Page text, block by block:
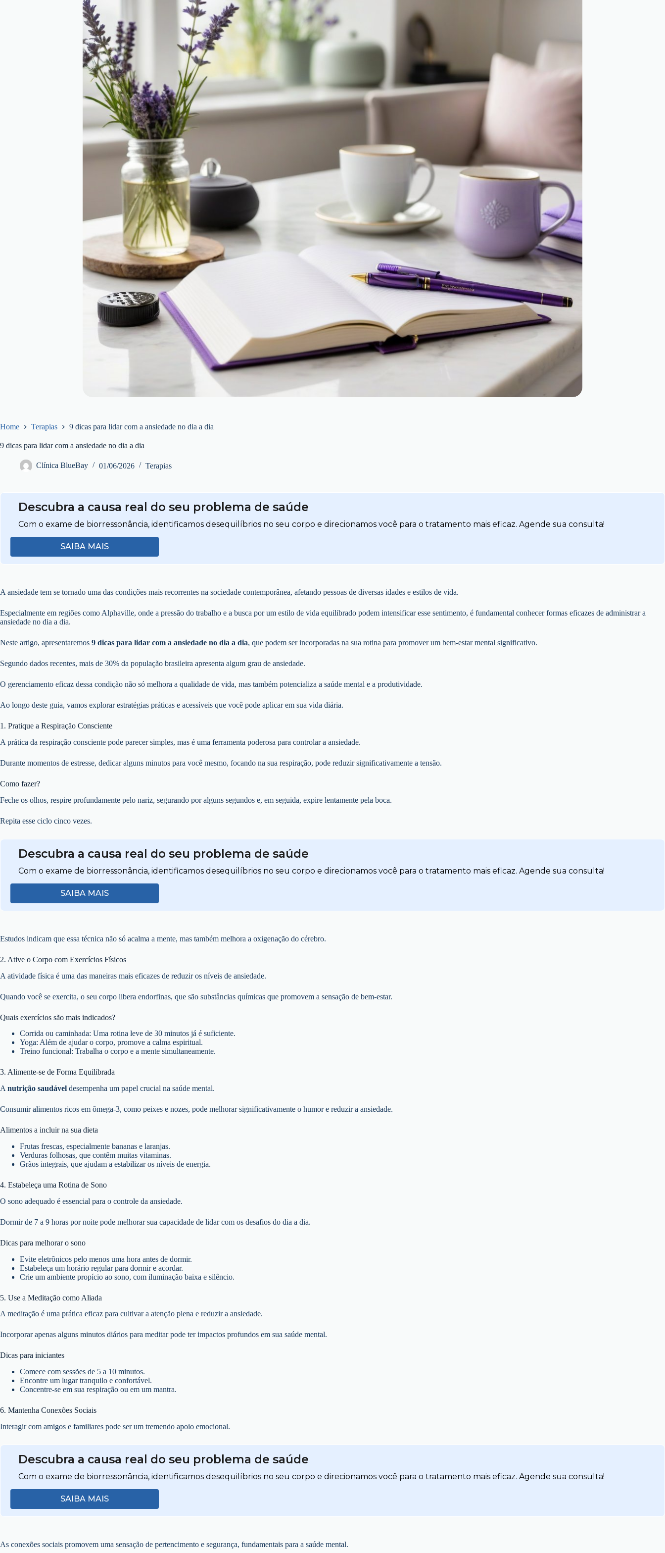
Home Terapias 9 dicas para lidar com a ansiedade no dia a dia
9 dicas para lidar com a ansiedade no dia a dia
Clínica BlueBay 01/06/2026 Terapias
Descubra a causa real do seu problema de saúde
Com o exame de biorressonância, identificamos desequilíbrios no seu corpo e direcionamos você para o tratamento mais eficaz. Agende sua consulta!
SAIBA MAIS
A ansiedade tem se tornado uma das condições mais recorrentes na sociedade contemporânea, afetando pessoas de diversas idades e estilos de vida.
Especialmente em regiões como Alphaville, onde a pressão do trabalho e a busca por um estilo de vida equilibrado podem intensificar esse sentimento, é fundamental conhecer formas eficazes de administrar a
ansiedade no dia a dia.
Neste artigo, apresentaremos 9 dicas para lidar com a ansiedade no dia a dia, que podem ser incorporadas na sua rotina para promover um bem-estar mental significativo.
Segundo dados recentes, mais de 30% da população brasileira apresenta algum grau de ansiedade.
O gerenciamento eficaz dessa condição não só melhora a qualidade de vida, mas também potencializa a saúde mental e a produtividade.
Ao longo deste guia, vamos explorar estratégias práticas e acessíveis que você pode aplicar em sua vida diária.
1. Pratique a Respiração Consciente
A prática da respiração consciente pode parecer simples, mas é uma ferramenta poderosa para controlar a ansiedade.
Durante momentos de estresse, dedicar alguns minutos para você mesmo, focando na sua respiração, pode reduzir significativamente a tensão.
Como fazer?
Feche os olhos, respire profundamente pelo nariz, segurando por alguns segundos e, em seguida, expire lentamente pela boca.
Repita esse ciclo cinco vezes.
Descubra a causa real do seu problema de saúde
Com o exame de biorressonância, identificamos desequilíbrios no seu corpo e direcionamos você para o tratamento mais eficaz. Agende sua consulta!
SAIBA MAIS
Estudos indicam que essa técnica não só acalma a mente, mas também melhora a oxigenação do cérebro.
2. Ative o Corpo com Exercícios Físicos
A atividade física é uma das maneiras mais eficazes de reduzir os níveis de ansiedade.
Quando você se exercita, o seu corpo libera endorfinas, que são substâncias químicas que promovem a sensação de bem-estar.
Quais exercícios são mais indicados?
Corrida ou caminhada: Uma rotina leve de 30 minutos já é suficiente.
Yoga: Além de ajudar o corpo, promove a calma espiritual.
Treino funcional: Trabalha o corpo e a mente simultaneamente.
3. Alimente-se de Forma Equilibrada
A nutrição saudável desempenha um papel crucial na saúde mental.
Consumir alimentos ricos em ômega-3, como peixes e nozes, pode melhorar significativamente o humor e reduzir a ansiedade.
Alimentos a incluir na sua dieta
Frutas frescas, especialmente bananas e laranjas.
Verduras folhosas, que contêm muitas vitaminas.
Grãos integrais, que ajudam a estabilizar os níveis de energia.
4. Estabeleça uma Rotina de Sono
O sono adequado é essencial para o controle da ansiedade.
Dormir de 7 a 9 horas por noite pode melhorar sua capacidade de lidar com os desafios do dia a dia.
Dicas para melhorar o sono
Evite eletrônicos pelo menos uma hora antes de dormir.
Estabeleça um horário regular para dormir e acordar.
Crie um ambiente propício ao sono, com iluminação baixa e silêncio.
5. Use a Meditação como Aliada
A meditação é uma prática eficaz para cultivar a atenção plena e reduzir a ansiedade.
Incorporar apenas alguns minutos diários para meditar pode ter impactos profundos em sua saúde mental.
Dicas para iniciantes
Comece com sessões de 5 a 10 minutos.
Encontre um lugar tranquilo e confortável.
Concentre-se em sua respiração ou em um mantra.
6. Mantenha Conexões Sociais
Interagir com amigos e familiares pode ser um tremendo apoio emocional.
Descubra a causa real do seu problema de saúde
Com o exame de biorressonância, identificamos desequilíbrios no seu corpo e direcionamos você para o tratamento mais eficaz. Agende sua consulta!
SAIBA MAIS
As conexões sociais promovem uma sensação de pertencimento e segurança, fundamentais para a saúde mental.